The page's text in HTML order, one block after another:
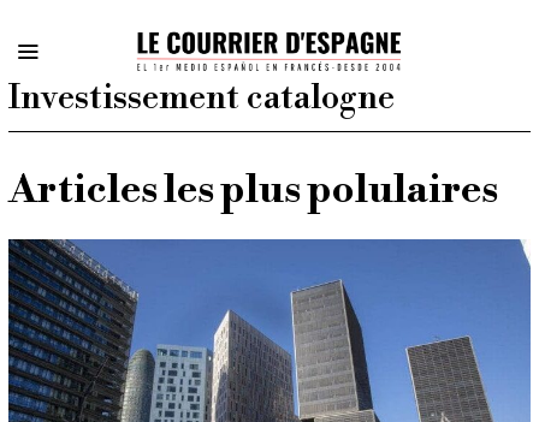
Investissement catalogne
Articles les plus polulaires